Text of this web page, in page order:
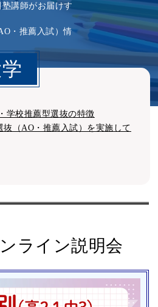
講師がお届けす
・推薦入試）情
学校推薦型選抜の特徴
抜（AO・推薦入試）を実施して
ライン説明会